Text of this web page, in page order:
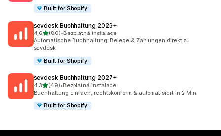
Built for Shopify
sevdesk Buchhaltung 2026+
4,6z 5 hvězd
(80)
Celkový počet recenzí: 80
•Bezplatná instalace
Automatische Buchhaltung: Belege & Zahlungen direkt zu
sevdesk
Built for Shopify
sevdesk Buchhaltung 2027+
4,3z 5 hvězd
(49)
Celkový počet recenzí: 49
•Bezplatná instalace
Buchhaltung einfach, rechtskonform & automatisiert in 2 Min.
Built for Shopify